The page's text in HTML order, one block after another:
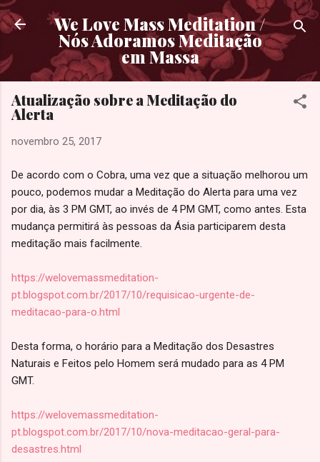
Pular para o conteúdo principal
We Love Mass Meditation /
Nós Adoramos Meditação
em Massa
Atualização sobre a Meditação do
Alerta
novembro 25, 2017
De acordo com o Cobra, uma vez que a situação melhorou um
pouco, podemos mudar a Meditação do Alerta para uma vez
por dia, às 3 PM GMT, ao invés de 4 PM GMT, como antes. Esta
mudança permitirá às pessoas da Ásia participarem desta
meditação mais facilmente.
https://welovemassmeditation-
pt.blogspot.com.br/2017/10/requisicao-urgente-de-
meditacao-para-o.html
Desta forma, o horário para a Meditação dos Desastres
Naturais e Feitos pelo Homem será mudado para as 4 PM
GMT.
https://welovemassmeditation-
pt.blogspot.com.br/2017/10/nova-meditacao-geral-para-
desastres.html